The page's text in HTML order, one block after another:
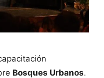
Bosques Urbanos.